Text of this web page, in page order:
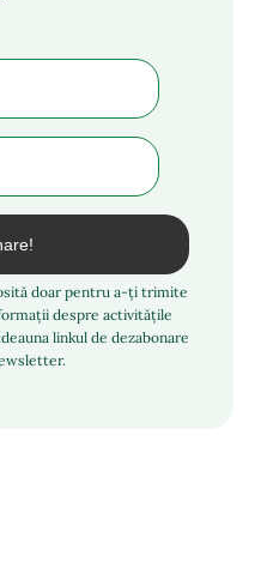
doar pentru a-ți trimite
despre activitățile
linkul de dezabonare